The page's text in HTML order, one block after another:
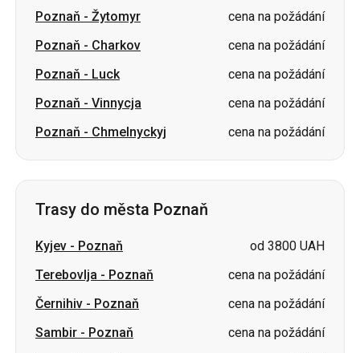
Poznaň - Žytomyr
cena na požádání
Poznaň - Charkov
cena na požádání
Poznaň - Luck
cena na požádání
Poznaň - Vinnycja
cena na požádání
Poznaň - Chmelnyckyj cena na požádání
Trasy do města Poznaň
Kyjev - Poznaň
od 3800 UAH
Terebovlja - Poznaň
cena na požádání
Černihiv - Poznaň
cena na požádání
Sambir - Poznaň
cena na požádání